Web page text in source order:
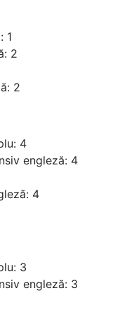
1
2
2
4
engleză: 4
4
3
engleză: 3